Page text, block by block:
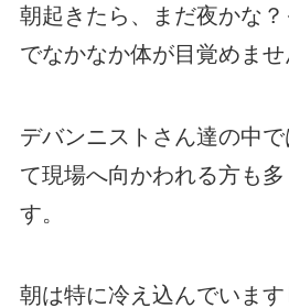
朝起きたら、まだ夜かな
でなかなか体が目覚めま
デバンニストさん達の中
て現場へ向かわれる方も
す。
朝は特に冷え込んでいま